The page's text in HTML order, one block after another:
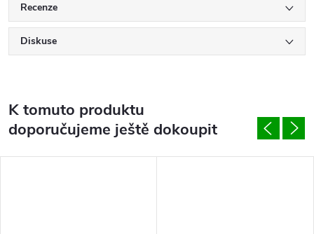
Recenze
Diskuse
K tomuto produktu
doporučujeme ještě dokoupit